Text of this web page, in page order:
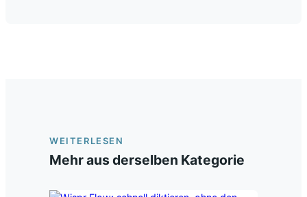
WEITERLESEN
Mehr aus derselben Kategorie